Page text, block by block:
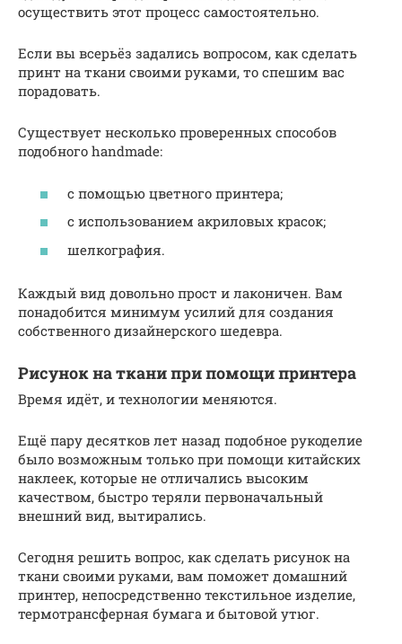
осуществить этот процесс самостоятельно.
Если вы всерьёз задались вопросом, как сделать
принт на ткани своими руками, то спешим вас
порадовать.
Существует несколько проверенных способов
подобного handmadе:
с помощью цветного принтера;
с использованием акриловых красок;
шелкография.
Каждый вид довольно прост и лаконичен. Вам
понадобится минимум усилий для создания
собственного дизайнерского шедевра.
Рисунок на ткани при помощи принтера
Время идёт, и технологии меняются.
Ещё пару десятков лет назад подобное рукоделие
было возможным только при помощи китайских
наклеек, которые не отличались высоким
качеством, быстро теряли первоначальный
внешний вид, вытирались.
Сегодня решить вопрос, как сделать рисунок на
ткани своими руками, вам поможет домашний
принтер, непосредственно текстильное изделие,
термотрансферная бумага и бытовой утюг.